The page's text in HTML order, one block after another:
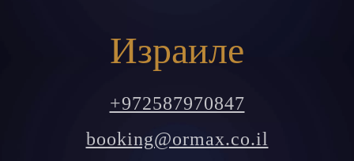
Израиле
+972587970847
booking@ormax.co.il